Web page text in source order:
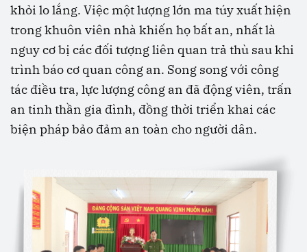
khỏi lo lắng. Việc một lượng lớn ma túy xuất hiện
trong khuôn viên nhà khiến họ bất an, nhất là
nguy cơ bị các đối tượng liên quan trả thù sau khi
trình báo cơ quan công an. Song song với công
tác điều tra, lực lượng công an đã động viên, trấn
an tinh thần gia đình, đồng thời triển khai các
biện pháp bảo đảm an toàn cho người dân.